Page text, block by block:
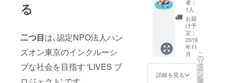
る
二つ目は､認定NPO法人ハン
ズオン東京のインクルーシ
ブな社会を目指す 'LIVES プ
取れた
お米を
使った
おにぎ
りを軽
食とし
てご提
供致し
ます。
べてみ
てくだ
さい！
内容と
しては
・お米
20kg ・
感謝の
お手紙
験と収
穫した
お米
5kg】
ひと家
族の皆
様でご
利用い
ただけ
ます 先
者：
1人
お届
け予
定：
2019
年11
月
詳細を見る
こ
の
リ
タ
ー
ン
を